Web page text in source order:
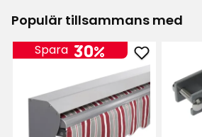
Populär tillsammans med
Spara 30%
Lägg
till
Skydd
för